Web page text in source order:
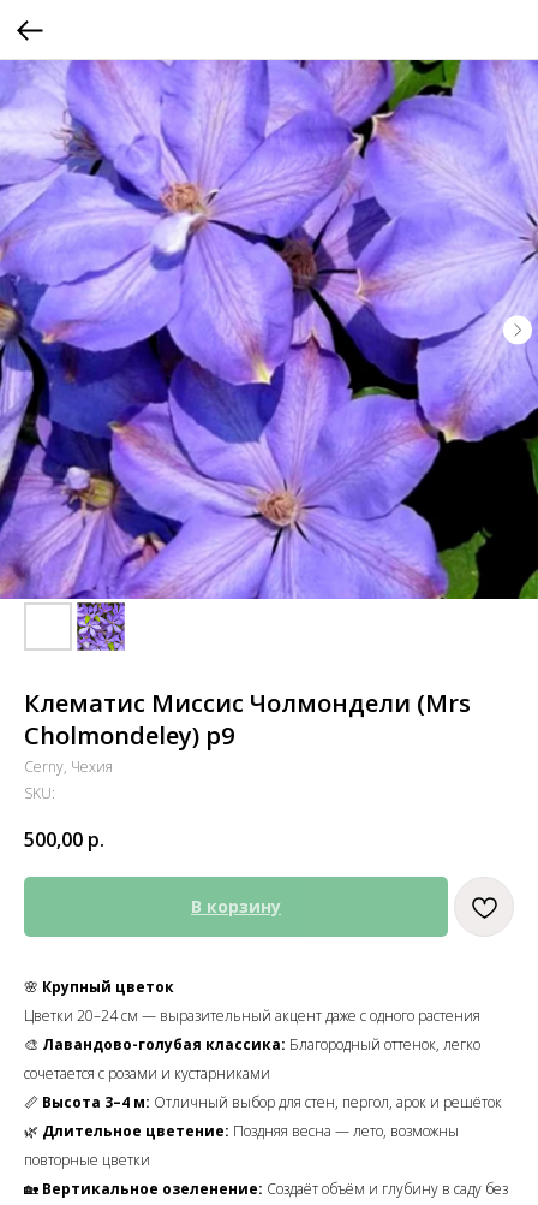
Клематис Миссис Чолмондели (Mrs
Cholmondeley) р9
Cerny, Чехия
SKU:
500,00 р.
В корзину
🌸 Крупный цветок
Цветки 20–24 см — выразительный акцент даже с одного растения
🎨 Лавандово-голубая классика: Благородный оттенок, легко
сочетается с розами и кустарниками
📏 Высота 3–4 м: Отличный выбор для стен, пергол, арок и решёток
🌿 Длительное цветение: Поздняя весна — лето, возможны
повторные цветки
🏡 Вертикальное озеленение: Создаёт объём и глубину в саду без